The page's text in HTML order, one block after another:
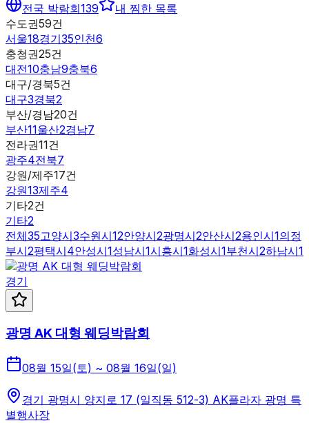
전국 박람회139
내 찜한 목록
수도권59건
서울18경기35인천6
충청권25건
대전10충남9충북6
대구/경북5건
대구3경북2
부산/경남20건
부산11울산2경남7
전라권11건
광주4전북7
강원/제주17건
강원13제주4
기타2건
기타2
전체35고양시3수원시12안양시2광명시2안산시2용인시1의정
부시2평택시4안성시1성남시1시흥시1화성시1부천시2하남시1
경기
광명 AK 대형 웨딩박람회
08월 15일(토) ~ 08월 16일(일)
경기 광명시 양지로 17 (일직동 512-3) AK플라자 광명 특
별행사장